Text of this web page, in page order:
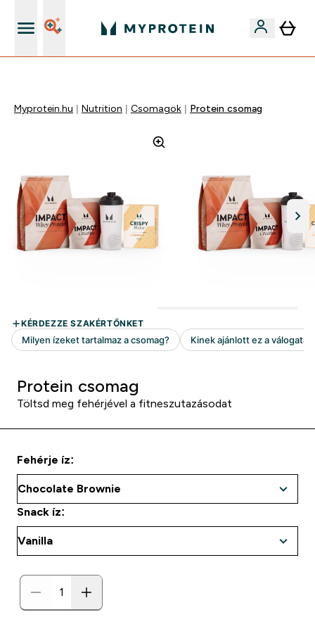
Myprotein.hu Nutrition Csomagok Protein csomag
Protein csomag
Töltsd meg fehérjével a fitneszutazásodat
Fehérje íz:
Snack íz: